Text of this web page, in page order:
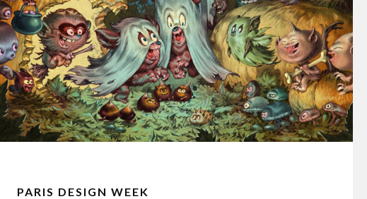
PARIS DESIGN WEEK